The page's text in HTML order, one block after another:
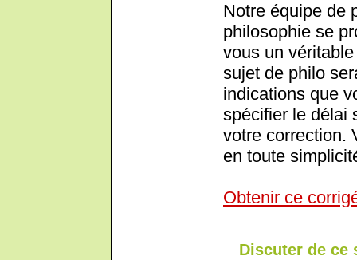
Notre équipe de
philosophie se
vous un
sujet de philo
indications que
spécifier le délai
votre correction.
en toute
Obtenir ce
Discuter de ce